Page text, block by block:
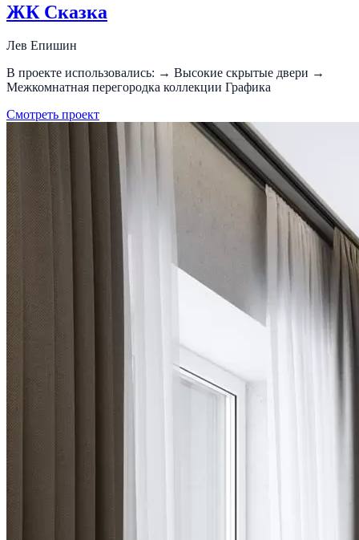
ЖК Сказка
Лев Епишин
В проекте использовались: → Высокие скрытые двери →
Межкомнатная перегородка коллекции Графика
Смотреть проект